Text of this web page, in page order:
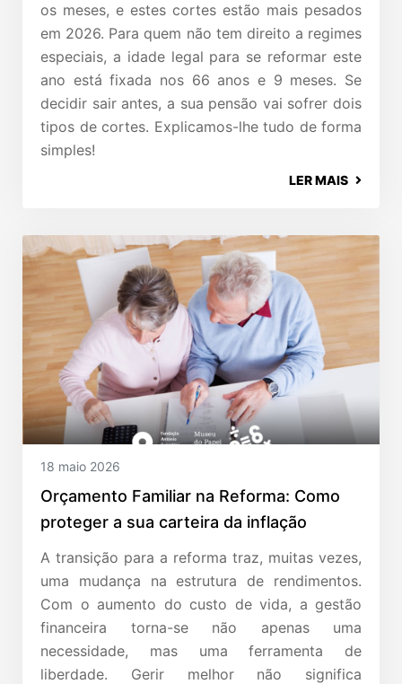
os meses, e estes cortes estão mais pesados
em 2026. Para quem não tem direito a regimes
especiais, a idade legal para se reformar este
ano está fixada nos 66 anos e 9 meses. Se
decidir sair antes, a sua pensão vai sofrer dois
tipos de cortes. Explicamos-lhe tudo de forma
simples!
LER MAIS
18 maio 2026
Orçamento Familiar na Reforma: Como
proteger a sua carteira da inflação
A transição para a reforma traz, muitas vezes,
uma mudança na estrutura de rendimentos.
Com o aumento do custo de vida, a gestão
financeira torna-se não apenas uma
necessidade, mas uma ferramenta de
liberdade. Gerir melhor não significa